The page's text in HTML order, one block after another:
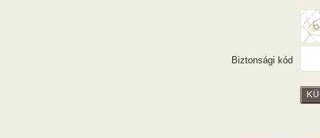
Biztonsági kód